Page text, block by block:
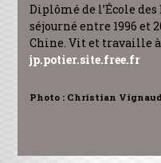
Diplômé de l’École des
séjourné entre 1996 et
Chine. Vit et travaille
jp.potier.site.free.fr
Photo : Christian